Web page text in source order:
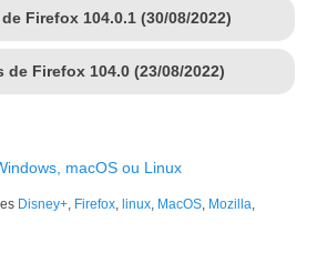
Firefox 104.0.1 (30/08/2022)
de Firefox 104.0 (23/08/2022)
macOS ou Linux
Disney+ Firefox linux MacOS Mozilla